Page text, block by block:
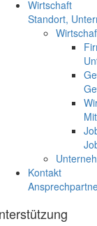
Wirtschaft
Standort,
Kontakt